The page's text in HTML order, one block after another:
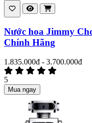
Nước hoa Jimmy
Chính Hãng
1.835.000đ - 3.700.000đ
5
Mua ngay